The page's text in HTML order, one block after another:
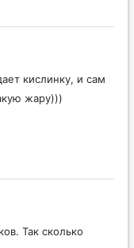
кислинку, и сам
жару)))
Так сколько